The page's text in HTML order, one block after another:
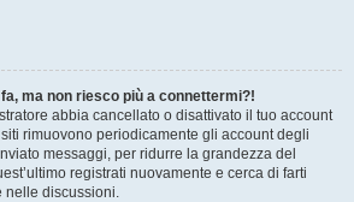
ma non riesco più a connettermi?!
abbia cancellato o disattivato il tuo account
rimuovono periodicamente gli account degli
messaggi, per ridurre la grandezza del
registrati nuovamente e cerca di farti
discussioni.